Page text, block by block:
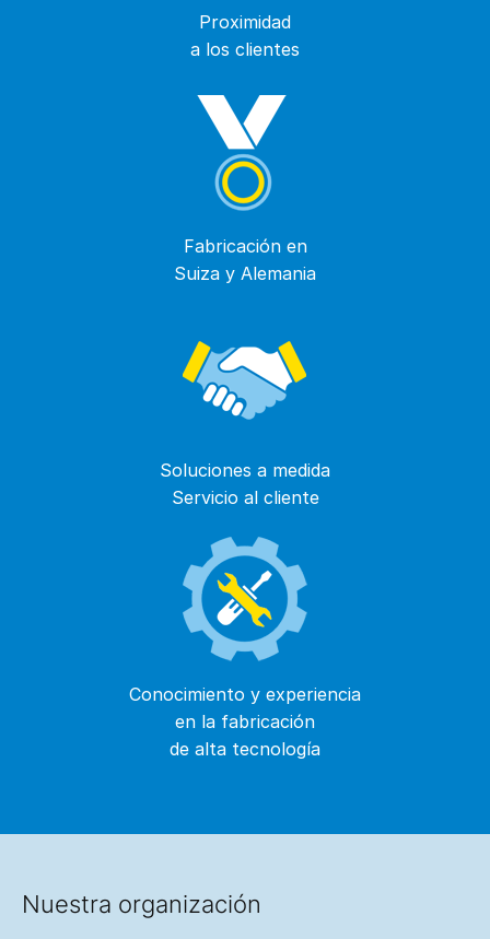
Proximidad
a los clientes
Fabricación en
Suiza y Alemania
Soluciones a medida
Servicio al cliente
Conocimiento y experiencia
en la fabricación
de alta tecnología
Nuestra organización